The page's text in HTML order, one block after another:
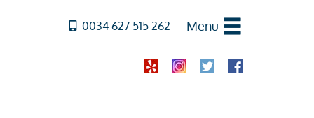
0034 627 515 262 Menu